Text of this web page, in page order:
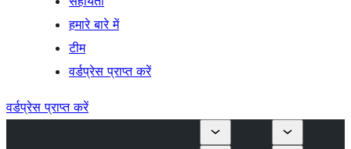
हमारे बारे में
टीम
वर्डप्रेस प्राप्त करें
वर्डप्रेस प्राप्त करें